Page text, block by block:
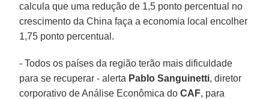
calcula que uma redução de 1,5 ponto percentual no
crescimento da China faça a economia local encolher
1,75 ponto percentual.
- Todos os países da região terão mais dificuldade
para se recuperar - alerta Pablo Sanguinetti, diretor
corporativo de Análise Econômica do CAF, para